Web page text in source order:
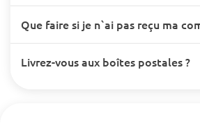
Que faire si je n`ai pas reçu ma
Livrez-vous aux boîtes postales ?